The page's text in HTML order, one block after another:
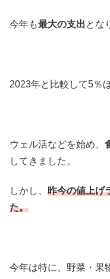
今年も最大の支出とな
2023年と比較して5％
ウェル活などを始め、
してきました。
しかし、 昨今の値上げ
た。
今年は特に、野菜・果